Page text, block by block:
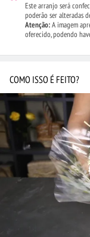
Este arranjo será
poderão ser alteradas
Atenção:A imagem
oferecido, podendo
COMO ISSO É FEITO?